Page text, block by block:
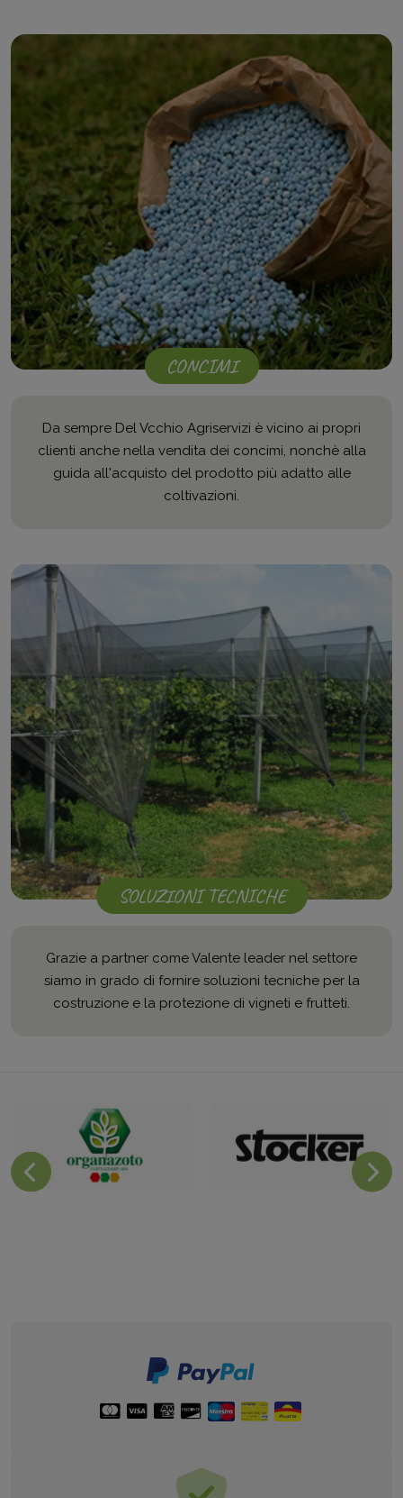
CONCIMI
Da sempre Del Vcchio Agriservizi è vicino ai propri
clienti anche nella vendita dei concimi, nonchè alla
guida all'acquisto del prodotto più adatto alle
coltivazioni.
SOLUZIONI TECNICHE
Grazie a partner come Valente leader nel settore
siamo in grado di fornire soluzioni tecniche per la
costruzione e la protezione di vigneti e frutteti.